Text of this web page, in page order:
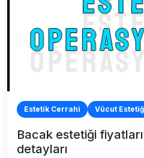
Estetik Cerrahi Vücut
Bacak estetiği
detayları